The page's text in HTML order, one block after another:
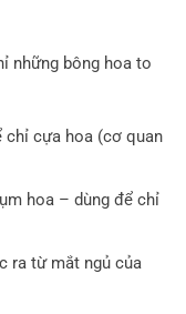
những bông hoa to
chỉ cựa hoa (cơ quan
hoa – dùng để chỉ
ra từ mắt ngủ của